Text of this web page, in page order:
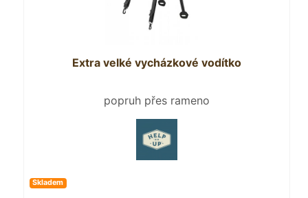
Extra velké vycházkové vodítko
popruh přes rameno
Skladem